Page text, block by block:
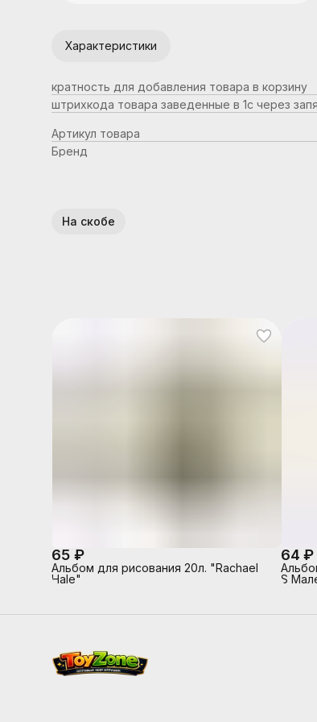
Характеристики
кратность для добавления товара в корзину
штрихкода товара заведенные в 1с через
Артикул товара
Бренд
На скобе
65 ₽
Альбом для рисования 20л. "Rachael
Hale"
64 ₽
S